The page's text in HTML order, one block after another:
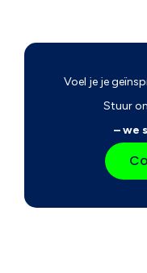
Voel je je
Stuur
– we